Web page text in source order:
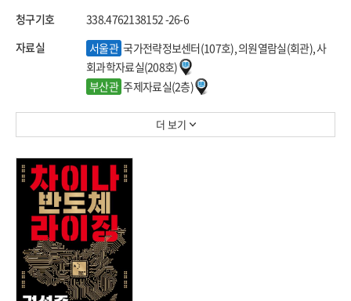
청구기호
338.4762138152 -26-6
자료실
서울관 국가전략정보센터(107호), 의원열람실(회관), 사
회과학자료실(208호)
부산관 주제자료실(2층)
더 보기